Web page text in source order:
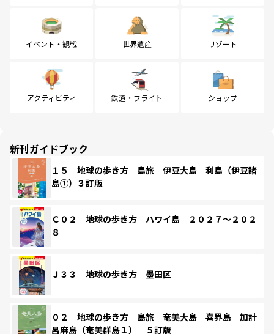
イベント・観戦 世界遺産 リゾート
アクティビティ 鉄道・フライト ショップ
新刊ガイドブック
１５ 地球の歩き方 島旅 伊豆大島 利島（伊豆諸
島①）３訂版
Ｃ０２ 地球の歩き方 ハワイ島 ２０２７～２０２
８
Ｊ３３ 地球の歩き方 墨田区
０２ 地球の歩き方 島旅 奄美大島 喜界島 加計
呂麻島（奄美群島１） ５訂版